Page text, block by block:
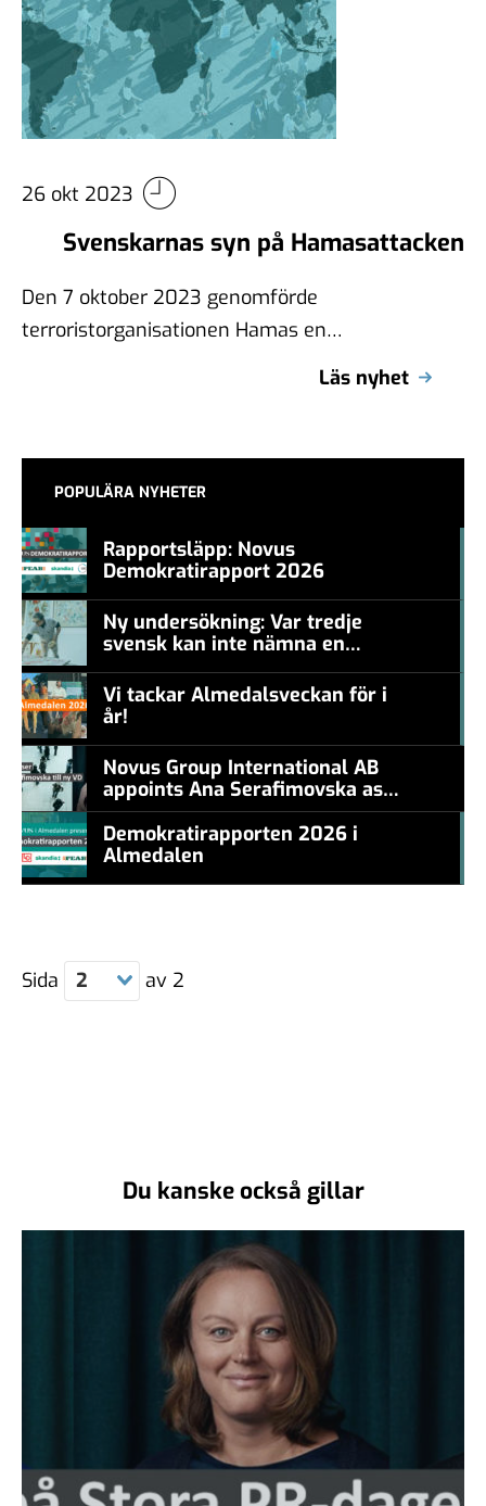
26 okt 2023
Svenskarnas syn på Hamasattacken
Den 7 oktober 2023 genomförde
terroristorganisationen Hamas en
säkerhetsläget i Israel och Palestina allvarligt
Läs nyhet
POPULÄRA NYHETER
Rapportsläpp: Novus
Demokratirapport 2026
Ny undersökning: Var tredje
svensk kan inte nämna en
Vi tackar Almedalsveckan för i
år!
Novus Group International AB
appoints Ana Serafimovska as
new CEO
Demokratirapporten 2026 i
Almedalen
Sida 2 av 2
Du kanske också gillar